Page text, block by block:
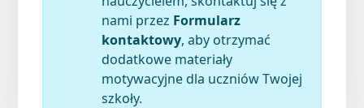
nami przez Formularz
kontaktowy, aby otrzymać
dodatkowe materiały
motywacyjne dla uczniów Twojej
szkoły.